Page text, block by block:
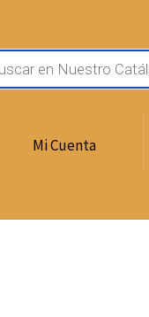
Mi Cuenta